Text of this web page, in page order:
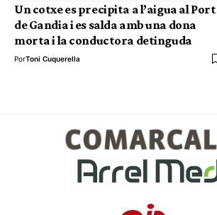
Un cotxe es precipita a l’aigua al Port
de Gandia i es salda amb una dona
morta i la conductora detinguda
PorToni Cuquerella